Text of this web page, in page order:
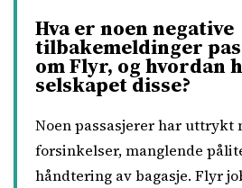
Hva er noen negative
tilbakemeldinger
om Flyr, og hvordan
selskapet disse?
Noen passasjerer har uttrykt
forsinkelser, manglende
håndtering av bagasje. Flyr